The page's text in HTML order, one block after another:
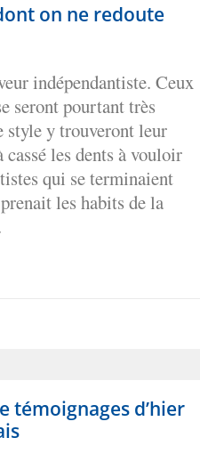
on ne redoute
indépendantiste. Ceux
seront pourtant très
style y trouveront leur
les dents à vouloir
qui se terminaient
les habits de la
témoignages d’hier